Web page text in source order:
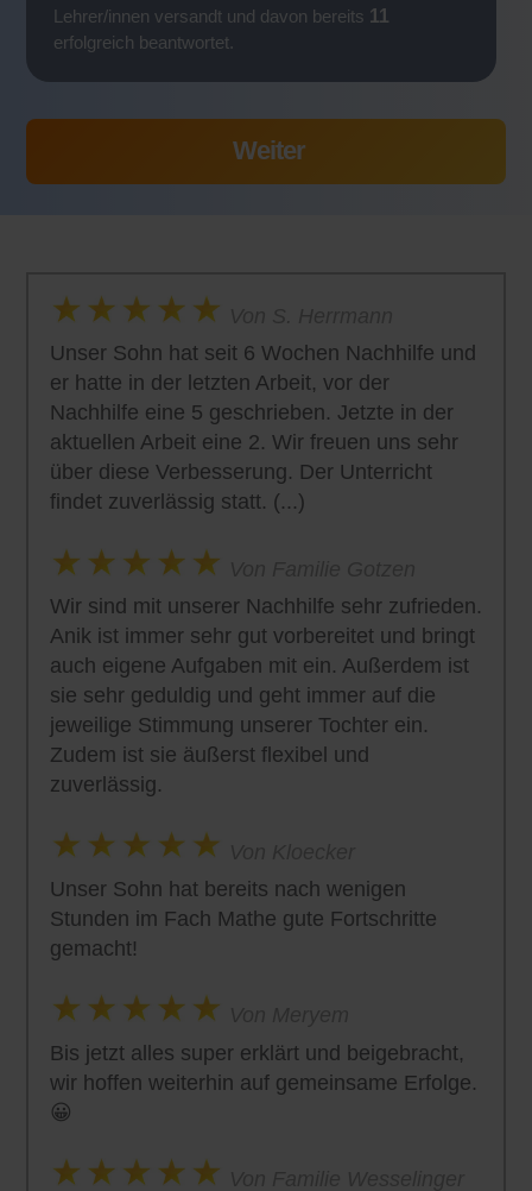
Lehrer/innen versandt und davon bereits 11
erfolgreich beantwortet.
Unser Sohn hat seit 6 Wochen Nachhilfe und
er hatte in der letzten Arbeit, vor der
Nachhilfe eine 5 geschrieben. Jetzte in der
aktuellen Arbeit eine 2. Wir freuen uns sehr
über diese Verbesserung. Der Unterricht
findet zuverlässig statt. (...)
Wir sind mit unserer Nachhilfe sehr zufrieden.
Anik ist immer sehr gut vorbereitet und bringt
auch eigene Aufgaben mit ein. Außerdem ist
sie sehr geduldig und geht immer auf die
jeweilige Stimmung unserer Tochter ein.
Zudem ist sie äußerst flexibel und
zuverlässig.
Unser Sohn hat bereits nach wenigen
Stunden im Fach Mathe gute Fortschritte
gemacht!
Bis jetzt alles super erklärt und beigebracht,
wir hoffen weiterhin auf gemeinsame Erfolge.
😀